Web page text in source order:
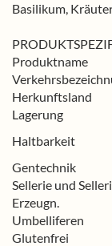
Basilikum,
Produktname
Herkunftsland
Lagerung
Haltbarkeit
Gentechnik
Sellerie und
Erzeugn.
Umbelliferen
Glutenfrei